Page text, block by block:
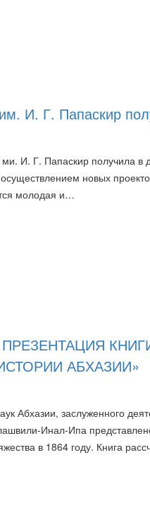
И. Г. Папаскир
И. Г. Папаскир получила в
новых
молодая и…
АБХАЗИИ»
Абхазии, заслуженного
Инал-Ипа
в 1864 году. Книга